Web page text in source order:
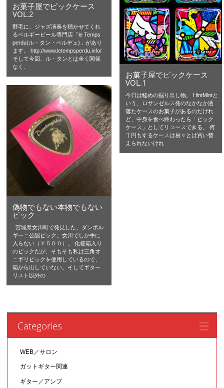
お菓子屋でピックケース
VOL.2
野毛に、ジャズ演奏を聴かせてくれ
るベルギービール専門店「le Temps
perdu(ル・タン・ペルデュ)」があり
ます。 http://www.letempsperdu.info/
そして今回、ル・タンとは全く関係
なく、
お菓子屋でピックケース
VOL.1
今日は軽めの掘り出し物。 HintMintと
いう、ロサンゼルス発のなかなか洒
落たケースのお菓子があるのだけれ
ど、中身を食べ終わったら「ピック
ケース」としてリユースできる。 何
千円もするケースは易々とは買い替
えられないけれ
偽物でもない本物でもない
ピック
宮城県女川町で発見した、ダンボル
ギーニ公認ピック。女川でしか手に
入らない（￥５００）。 化粧箱入り
のピックだが、そもそも私は三角オ
ニギリピックを使用しているので、
箱から出していない。そしてギター
リスト以外の
Categories
WEB／サロン
ガットギター関連
ギター／アンプ